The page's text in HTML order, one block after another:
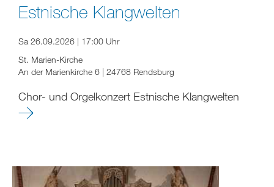
Estnische Klangwelten
Sa 26.09.2026 | 17:00 Uhr
St. Marien-Kirche
An der Marienkirche 6 | 24768 Rendsburg
Chor- und Orgelkonzert Estnische Klangwelten